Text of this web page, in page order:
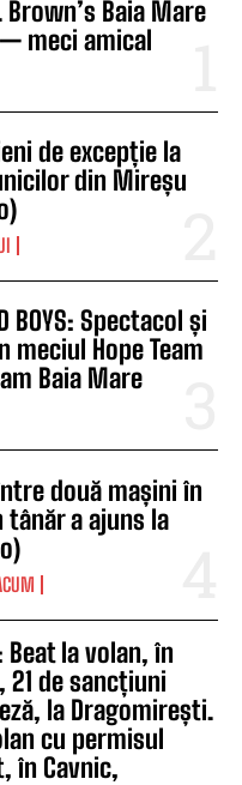
Brown’s Baia Mare
meci amical
de excepție la
din Mireșu
BOYS: Spectacol și
meciul Hope Team
Baia Mare
două mașini în
tânăr a ajuns la
Beat la volan, în
21 de sancțiuni
la Dragomirești.
cu permisul
în Cavnic,